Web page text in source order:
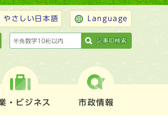
やさしい日本語 Language
記事ID検索
・ビジネス 市政情報